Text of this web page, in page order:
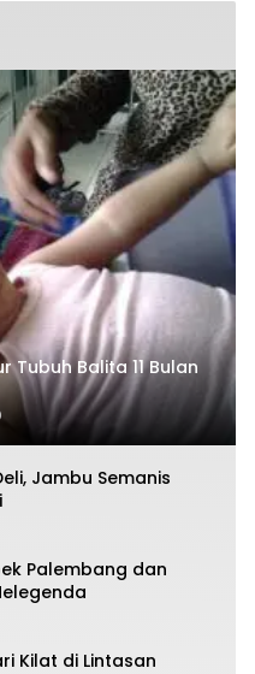
Tubuh Balita 11 Bulan
Jambu Semanis
Palembang dan
Kilat di Lintasan